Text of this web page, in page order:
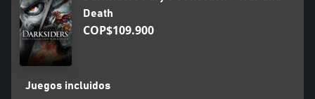
acrobáticas increíbles que permiten al jugador explorar el mundo
de una forma inédita.
Death
COP$109.900
Juegos incluidos